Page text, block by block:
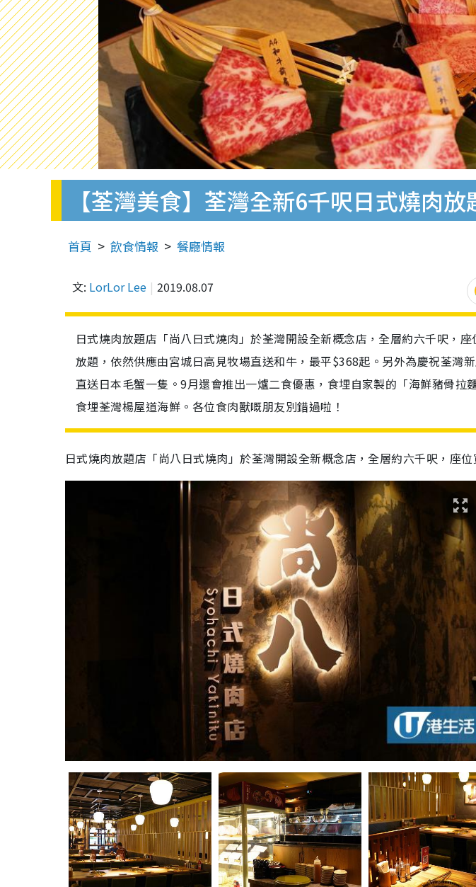
【荃灣美食】荃灣全新6千呎日式燒肉
首頁 飲食情報 餐廳情報
文: LorLor Lee 2019.08.07
日式燒肉放題店「尚八日式燒肉」於荃灣開設全新概念店，全層約六千呎，
放題，依然供應由宮城日高見牧場直送和牛，最平$368起。另外為慶祝荃灣
直送日本毛蟹一隻。9月還會推出一爐二食優惠，食埋自家製的「海鮮豬骨拉
食埋荃灣楊屋道海鮮。各位食肉獸嘅朋友別錯過啦！
日式燒肉放題店「尚八日式燒肉」於荃灣開設全新概念店，全層約六千呎，座位